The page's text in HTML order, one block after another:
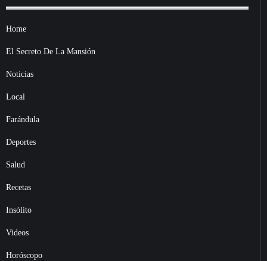
Home
El Secreto De La Mansión
Noticias
Local
Farándula
Deportes
Salud
Recetas
Insólito
Videos
Horóscopo